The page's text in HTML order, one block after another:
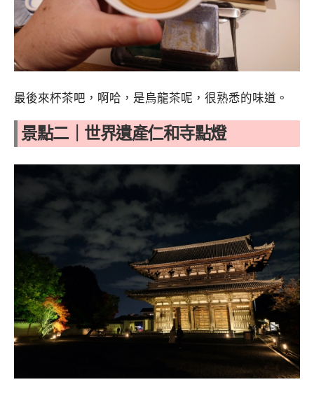
最後來杯茶吧，啊哈，是烏龍茶呢，很熟悉的味道。
景點二｜世界遺產仁和寺點燈